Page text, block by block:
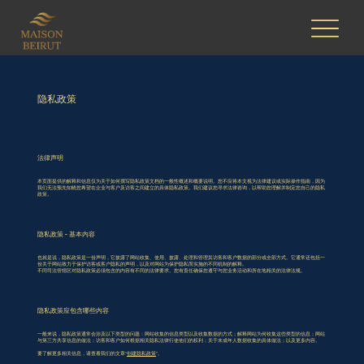
隐私政策
法律声明
本页面提供的解释和信息仅为关于如何撰写隐私政策文档的一般性概述和概要说明。您不应将本文视为法律建议或实际操作指南，因为
我们无法预先知晓您希望在企业与客户及访客之间建立的具体隐私政策。我们建议您寻求法律咨询，以帮助您理解并制定您自己的隐私
政策。
隐私政策 - 基本内容
也就是说，隐私政策是一份声明，它披露了网站收集、使用、披露、处理和管理其访客和客户数据的部分或全部方式。它通常还包括一
份关于网站致力于保护访客或客户隐私的声明，以及对网站为保护隐私而实施的不同机制的解释。
不同司法管辖区对隐私政策必须包含的内容有不同的法律要求。您有责任确保您遵守与您业务活动和所在地相关的法律法规。
隐私政策应包含哪些内容
一般来说，隐私政策通常会涉及以下类型的问题：网站收集的信息类型以及收集数据的方式；解释网站为何收集这些类型的信息；网站
与第三方共享信息的做法；访客和客户如何根据相关隐私法律行使他们的权利；关于未成年人数据收集的具体做法；以及更多内容。
要了解更多相关信息，请查看我们的文章“创建隐私政策”。